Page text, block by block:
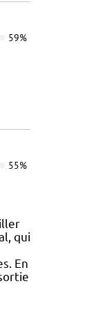
59%
55%
qui
En